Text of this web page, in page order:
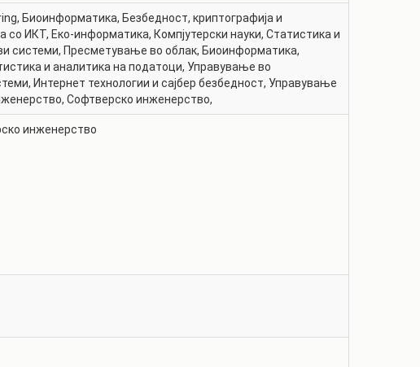
, Биоинформатика, Безбедност, криптографија и
со ИКТ, Еко-информатика, Компјутерски науки, Статистика и
системи, Пресметување во облак, Биоинформатика,
и аналитика на податоци, Управување во
, Интернет технологии и сајбер безбедност, Управување
, Софтверско инженерство,
инженерство